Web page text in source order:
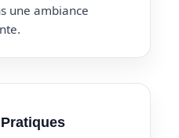
une ambiance